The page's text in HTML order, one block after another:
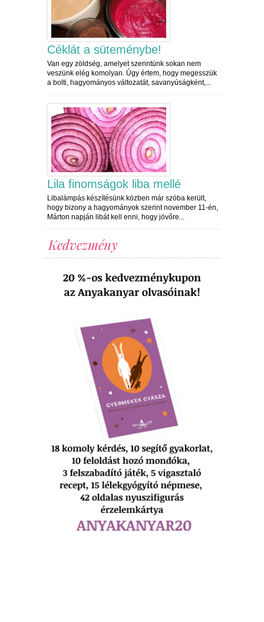
Céklát a süteménybe!
Van egy zöldség, amelyet szerintünk sokan nem
veszünk elég komolyan. Úgy értem, hogy megesszük
a bolti, hagyományos változatát, savanyúságként,...
Lila finomságok liba mellé
Libalámpás készítésünk közben már szóba került,
hogy bizony a hagyományok szerint november 11-én,
Márton napján libát kell enni, hogy jövőre...
Kedvezmény